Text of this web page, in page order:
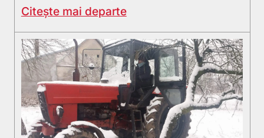
Citește mai departe